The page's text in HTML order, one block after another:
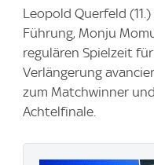
Leopold Querfeld
Führung, Monju
regulären Spielzeit
Verlängerung
zum Matchwinner
Achtelfinale.